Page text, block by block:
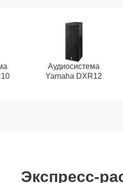
Аудиосистема
Yamaha DXR12
Экспресс-